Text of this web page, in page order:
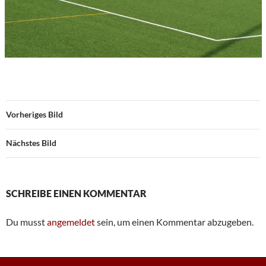
Vorheriges Bild
Nächstes Bild
SCHREIBE EINEN KOMMENTAR
Du musstangemeldetsein, um einen Kommentar abzugeben.